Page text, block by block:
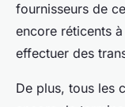
fournisseurs de
encore réticents
effectuer des
De plus, tous les